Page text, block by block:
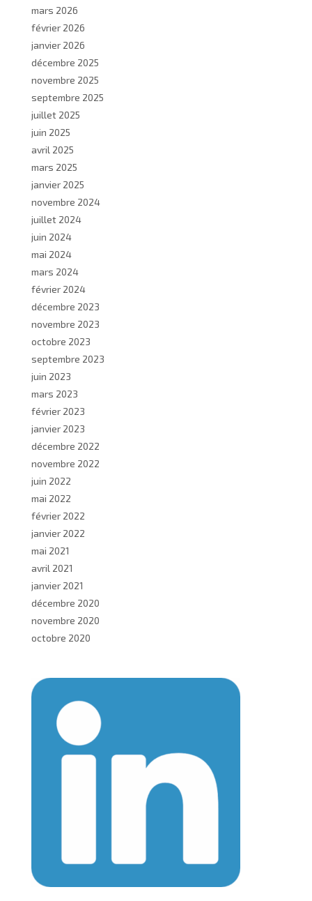
mars 2026
février 2026
janvier 2026
décembre 2025
novembre 2025
septembre 2025
juillet 2025
juin 2025
avril 2025
mars 2025
janvier 2025
novembre 2024
juillet 2024
juin 2024
mai 2024
mars 2024
février 2024
décembre 2023
novembre 2023
octobre 2023
septembre 2023
juin 2023
mars 2023
février 2023
janvier 2023
décembre 2022
novembre 2022
juin 2022
mai 2022
février 2022
janvier 2022
mai 2021
avril 2021
janvier 2021
décembre 2020
novembre 2020
octobre 2020